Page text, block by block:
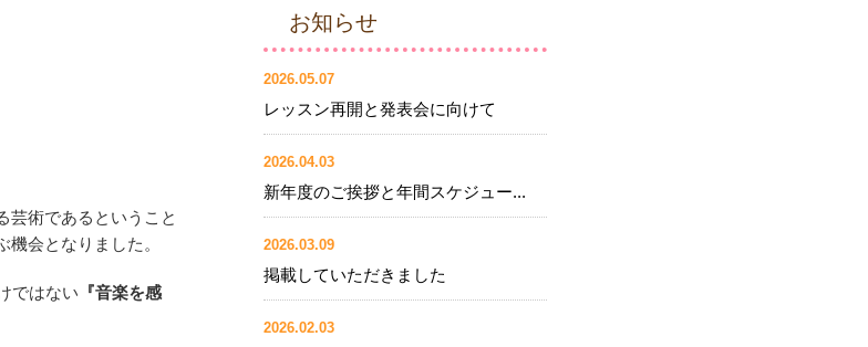
芸術であるということ
会となりました。
ではない 『音楽を感
お知らせ
2026.05.07
レッスン再開と発表会に向けて
2026.04.03
新年度のご挨拶と年間スケジュー...
2026.03.09
掲載していただきました
2026.02.03